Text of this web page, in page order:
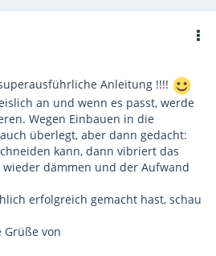
Anleitung !!!!
an und wenn es passt, werde
Wegen Einbauen in die
überlegt, aber dann gedacht:
kann, dann vibriert das
dämmen und der Aufwand
erfolgreich gemacht hast, schau
Grüße von